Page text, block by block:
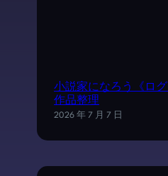
小説家になろう《ロ
作品整理
2026 年 7 月 7 日